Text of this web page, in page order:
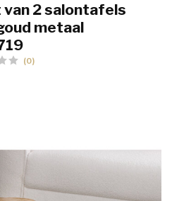
2 salontafels
metaal
(0)